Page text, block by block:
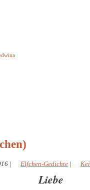
| Elfchen-Gedichte |
Liebe